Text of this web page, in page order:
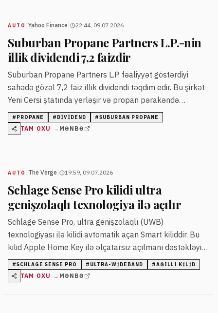
AUTO Yahoo Finance 22:44, 09.07.2026
Suburban Propane Partners L.P.-nin
illik dividendi 7,2 faizdir
Suburban Propane Partners L.P. fəaliyyət göstərdiyi
sahədə gözəl 7,2 faiz illik dividendi təqdim edir. Bu şirkət
Yeni Cersi ştatında yerləşir və propan pərakəndə
satışında uzunmüddətli təcrübəyə malikdir.
# PROPANE # DIVIDEND #SUBURBAN PROPANE
TAM OXU → MƏNBƏ
AUTO The Verge 19:59, 09.07.2026
Schlage Sense Pro kilidi ultra
genişzolaqlı texnologiya ilə açılır
Schlage Sense Pro, ultra genişzolaqlı (UWB)
texnologiyası ilə kilidi avtomatik açan Smart kiliddir. Bu
kilid Apple Home Key ilə əlçatarsız açılmanı dəstəkləyir
və fiziki açarı tamamilə aradan qaldırır.
#SCHLAGE SENSE PRO # ULTRA-WIDEBAND #AĞILLI KILID
TAM OXU → MƏNBƏ